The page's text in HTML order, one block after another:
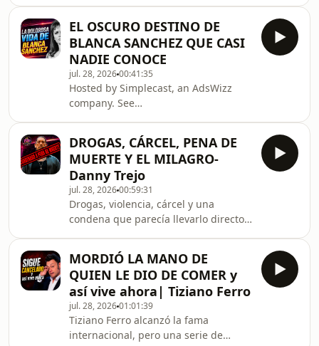
que conquistó el papel más
importante de su generación
Ruiz está marcada por el éxito, la
fama, las presiones de la industria
musical, contratos polémicos,
escándalos y decisiones que
cambiaron su vida para siempre. En
este video conocerás los momentos
más impactantes de su carrera, las
controversias que enfrentó y cómo es
EL OSCURO DESTINO DE
BLANCA SANCHEZ QUE CASI
NADIE CONOCE
jul. 28, 202600:41:35
Hosted by Simplecast, an AdsWizz
company. See
information about our collection and
use of personal data for advertising.
DROGAS, CÁRCEL, PENA DE
MUERTE Y EL MILAGRO-
Danny Trejo
jul. 28, 202600:59:31
Drogas, violencia, cárcel y una
condena que parecía llevarlo directo a
de Danny Trejo. Cuando todo estaba
perdido, un inesperado milagro
cambió para siempre el rumbo de su
vida. ¿Cómo logró escapar de aquel
infierno y convertirse en uno de los
rostros más reconocidos de
Hollywood? Hoy te cuento su historia,
MORDIÓ LA MANO DE
QUIEN LE DIO DE COMER y
así vive ahora| Tiziano Ferro
jul. 28, 202601:01:39
Tiziano Ferro alcanzó la fama
internacional, pero una serie de